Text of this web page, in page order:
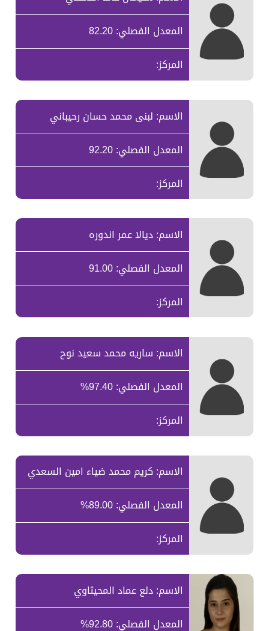
المعدل الفصلي: 82.20
المركز:
الاسم: لبنى محمد حسان رحيباني
المعدل الفصلي: 92.20
المركز:
الاسم: ديالا عمر اندوره
المعدل الفصلي: 91.00
المركز:
الاسم: ساريه محمد سعيد نوح
المعدل الفصلي: 97.40%
المركز:
الاسم: كريم محمد ضياء امين السعدي
المعدل الفصلي: 89.00%
المركز:
الاسم: دلع عماد المحيثاوي
المعدل الفصلي: 92.80%